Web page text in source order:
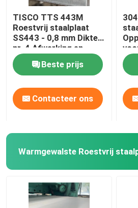
TISCO TTS 443M
Roestvrij staalplaat
SS443 - 0,8 mm Dikte
nr. 4 Afwerking en
beschermende coating
Beste prijs
Contacteer ons
Warmgewalste Roestvrij